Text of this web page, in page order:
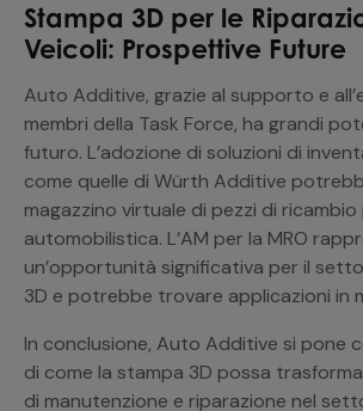
Stampa 3D per le
Veicoli: Prospettive Future
Auto Additive, grazie al supporto e
membri della Task Force, ha grandi
futuro. L’adozione di soluzioni di
come quelle di Würth Additive
magazzino virtuale di pezzi di ricambio
automobilistica. L’AM per la MRO
un’opportunità significativa per il
3D e potrebbe trovare applicazioni in
In conclusione, Auto Additive si pone
di come la stampa 3D possa
di manutenzione e riparazione nel